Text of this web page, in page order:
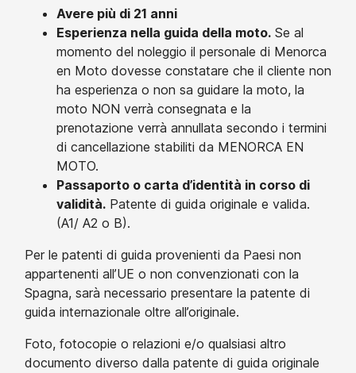
Avere più di 21 anni
Esperienza nella guida della moto. Se al
momento del noleggio il personale di Menorca
en Moto dovesse constatare che il cliente non
ha esperienza o non sa guidare la moto, la
moto NON verrà consegnata e la
prenotazione verrà annullata secondo i termini
di cancellazione stabiliti da MENORCA EN
MOTO.
Passaporto o carta d’identità in corso di
validità. Patente di guida originale e valida.
(A1/ A2 o B).
Per le patenti di guida provenienti da Paesi non
appartenenti all’UE o non convenzionati con la
Spagna, sarà necessario presentare la patente di
guida internazionale oltre all’originale.
Foto, fotocopie o relazioni e/o qualsiasi altro
documento diverso dalla patente di guida originale